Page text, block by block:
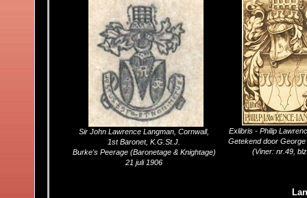
Sir John Lawrence Langman, Cornwall,
1st Baronet, K.G.St.J.
Burke's Peerage (Baronetage & Knightage)
21 juli 1906
Exlibris - Philip
Getekend door George
(Viner: nr.49,